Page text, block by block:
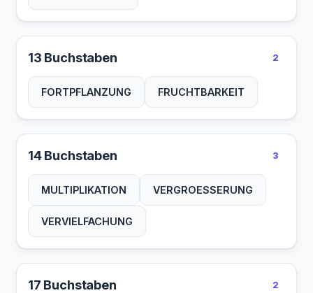
13 Buchstaben 2
FORTPFLANZUNG FRUCHTBARKEIT
14 Buchstaben 3
MULTIPLIKATION VERGROESSERUNG
VERVIELFACHUNG
17 Buchstaben 2